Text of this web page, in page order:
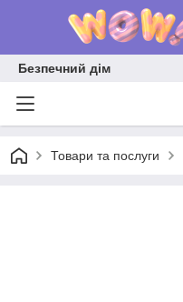
Безпечний дім
Товари та послуги